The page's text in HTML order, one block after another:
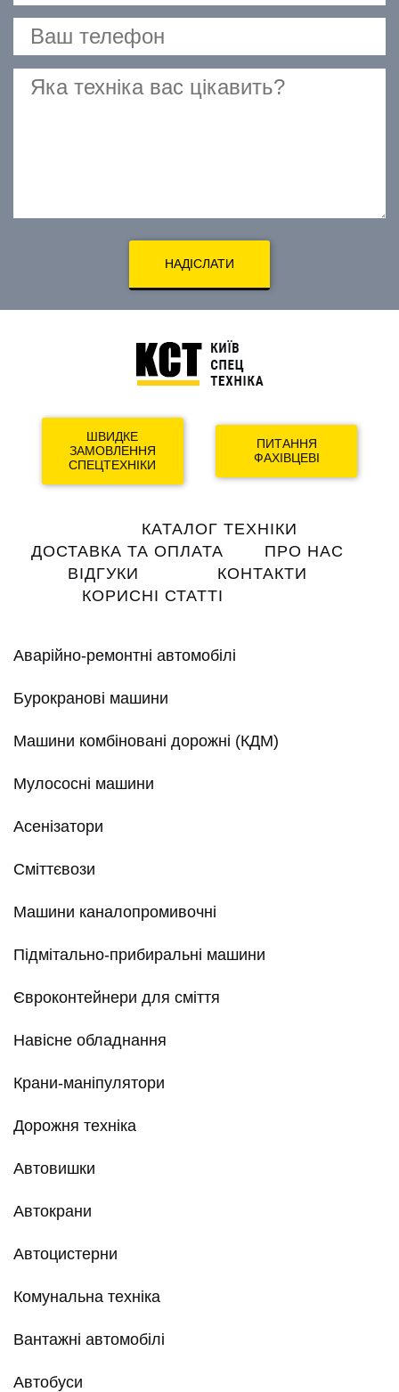
НАДІСЛАТИ
ШВИДКЕ
ЗАМОВЛЕННЯ
СПЕЦТЕХНІКИ
ПИТАННЯ
ФАХІВЦЕВІ
navigation
КАТАЛОГ ТЕХНІКИ
ДОСТАВКА ТА ОПЛАТА
ПРО НАС
ВІДГУКИ
КОНТАКТИ
КОРИСНІ СТАТТІ
Аварійно-ремонтні автомобілі
Бурокранові машини
Машини комбіновані дорожні (КДМ)
Мулососні машини
Асенізатори
Сміттєвози
Машини каналопромивочні
Підмітально-прибиральні машини
Євроконтейнери для сміття
Навісне обладнання
Крани-маніпулятори
Дорожня техніка
Автовишки
Автокрани
Автоцистерни
Комунальна техніка
Вантажні автомобілі
Автобуси